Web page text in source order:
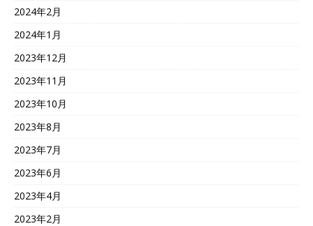
2024年2月
2024年1月
2023年12月
2023年11月
2023年10月
2023年8月
2023年7月
2023年6月
2023年4月
2023年2月